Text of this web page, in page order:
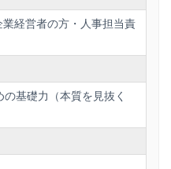
経営者の方・人事担当責
基礎力（本質を見抜く